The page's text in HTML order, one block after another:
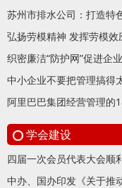
苏州市排水公司：打造特
弘扬劳模精神 发挥劳模效
织密廉洁“防护网”促进企
中小企业不要把管理搞得
阿里巴巴集团经营管理的
学会建设
四届一次会员代表大会顺
中办、国办印发《关于推